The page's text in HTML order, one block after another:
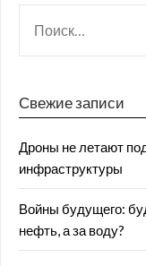
Свежие записи
Дроны не летают
инфраструктуры
Войны будущего:
нефть, а за воду?